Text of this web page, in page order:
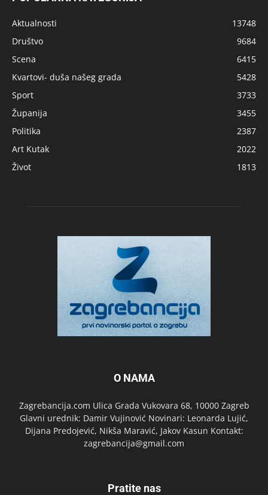
Aktualnosti
13748
Društvo
9684
Scena
6415
Kvartovi- duša našeg grada
5428
Sport
3733
Županija
3455
Politika
2387
Art Kutak
2022
Život
1813
O NAMA
Zagrebancija.com Ulica Grada Vukovara 68, 10000 Zagreb
Glavni urednik: Damir Vujinović Novinari: Leonarda Lujić,
Dijana Predojević, Nikša Maravić, Jakov Kasun Kontakt:
zagrebancija@gmail.com
Pratite nas